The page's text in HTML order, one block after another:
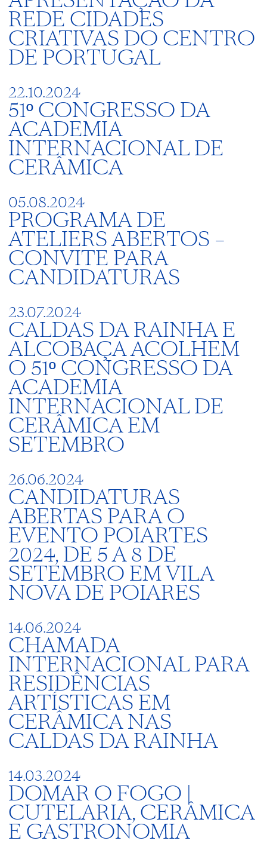
REDE CIDADES
CRIATIVAS DO CENTRO
DE PORTUGAL
22.10.2024
51º CONGRESSO DA
ACADEMIA
INTERNACIONAL DE
CERÂMICA
05.08.2024
PROGRAMA DE
ATELIERS ABERTOS –
CONVITE PARA
CANDIDATURAS
23.07.2024
CALDAS DA RAINHA E
ALCOBAÇA ACOLHEM
O 51º CONGRESSO DA
ACADEMIA
INTERNACIONAL DE
CERÂMICA EM
SETEMBRO
26.06.2024
CANDIDATURAS
ABERTAS PARA O
EVENTO POIARTES
2024, DE 5 A 8 DE
SETEMBRO EM VILA
NOVA DE POIARES
14.06.2024
CHAMADA
INTERNACIONAL PARA
RESIDÊNCIAS
ARTÍSTICAS EM
CERÂMICA NAS
CALDAS DA RAINHA
14.03.2024
DOMAR O FOGO |
CUTELARIA, CERÂMICA
E GASTRONOMIA